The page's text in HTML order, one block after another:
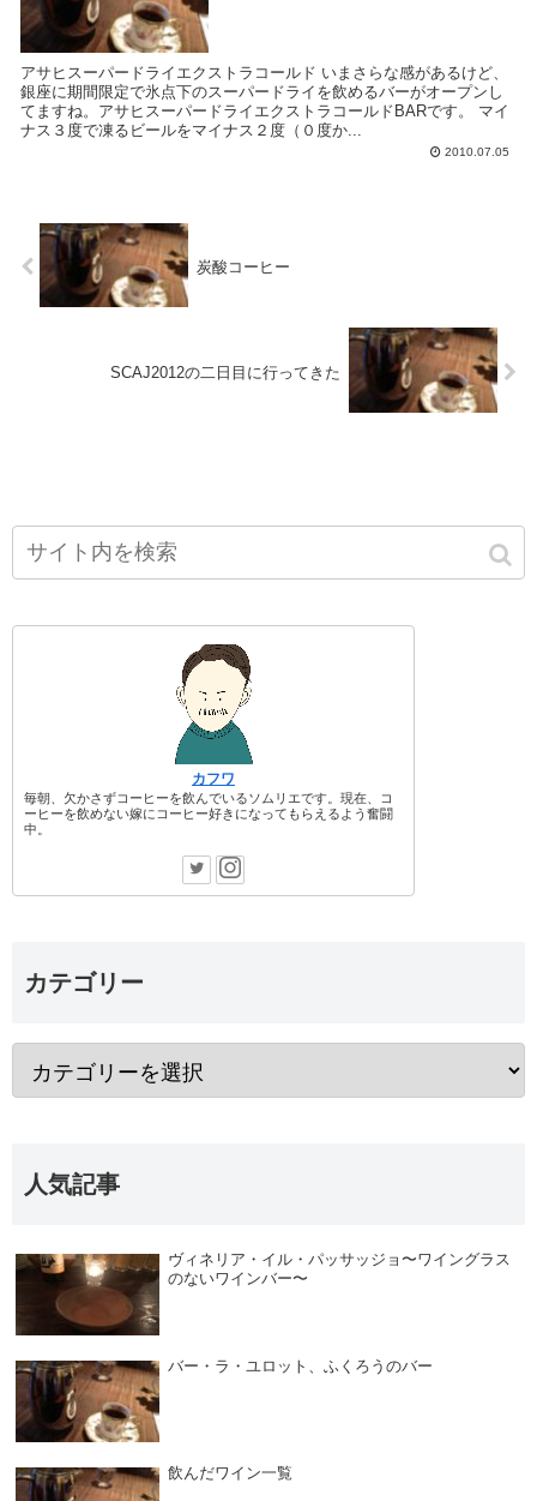
アサヒスーパードライエクストラコールド いまさらな感があるけど、
銀座に期間限定で氷点下のスーパードライを飲めるバーがオープンし
てますね。アサヒスーパードライエクストラコールドBARです。 マイ
ナス３度で凍るビールをマイナス２度（０度か...
2010.07.05
炭酸コーヒー
SCAJ2012の二日目に行ってきた
カフワ
毎朝、欠かさずコーヒーを飲んでいるソムリエです。現在、コ
ーヒーを飲めない嫁にコーヒー好きになってもらえるよう奮闘
中。
カテゴリー
人気記事
ヴィネリア・イル・パッサッジョ〜ワイングラス
のないワインバー〜
バー・ラ・ユロット、ふくろうのバー
飲んだワイン一覧